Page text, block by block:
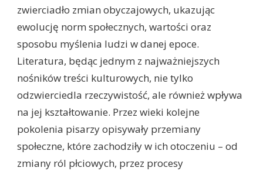
zwierciadło zmian obyczajowych, ukazując
ewolucję norm społecznych, wartości oraz
sposobu myślenia ludzi w danej epoce.
Literatura, będąc jednym z najważniejszych
nośników treści kulturowych, nie tylko
odzwierciedla rzeczywistość, ale również wpływa
na jej kształtowanie. Przez wieki kolejne
pokolenia pisarzy opisywały przemiany
społeczne, które zachodziły w ich otoczeniu – od
zmiany ról płciowych, przez procesy